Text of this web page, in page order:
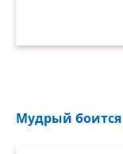
Мудрый боится